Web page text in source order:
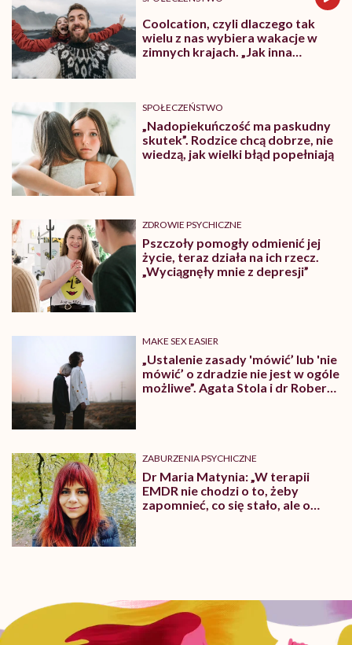
Coolcation, czyli dlaczego tak
wielu z nas wybiera wakacje w
zimnych krajach. „Jak inna
SPOŁECZEŃSTWO
„Nadopiekuńczość ma paskudny
skutek”. Rodzice chcą dobrze, nie
wiedzą, jak wielki błąd popełniają
ZDROWIE PSYCHICZNE
Pszczoły pomogły odmienić jej
życie, teraz działa na ich rzecz.
„Wyciągnęły mnie z depresji”
MAKE SEX EASIER
„Ustalenie zasady 'mówić’ lub 'nie
mówić’ o zdradzie nie jest w ogóle
możliwe”. Agata Stola i dr Robert
ZABURZENIA PSYCHICZNE
Dr Maria Matynia: „W terapii
EMDR nie chodzi o to, żeby
zapomnieć, co się stało, ale o